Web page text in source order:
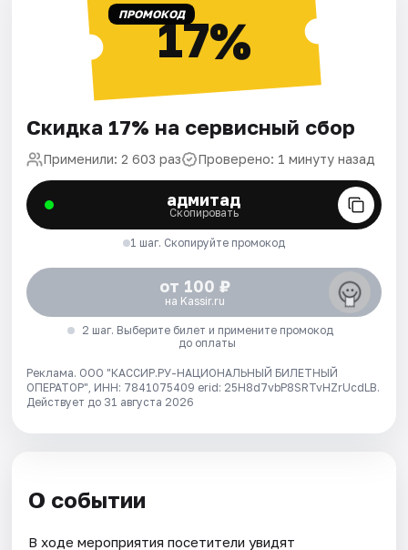
ПРОМОКОД17%
Скидка 17% на сервисный сбор
Применили: 2 603 раз Проверено: 1 минуту назад
адмитад
Скопировать
1 шаг. Скопируйте промокод
от 100 ₽
на Kassir.ru
2 шаг. Выберите билет и примените промокод
до оплаты
Реклама. ООО "КАССИР.РУ-НАЦИОНАЛЬНЫЙ БИЛЕТНЫЙ
ОПЕРАТОР", ИНН: 7841075409 erid: 25H8d7vbP8SRTvHZrUcdLB.
Действует до 31 августа 2026
О событии
В ходе мероприятия посетители увидят